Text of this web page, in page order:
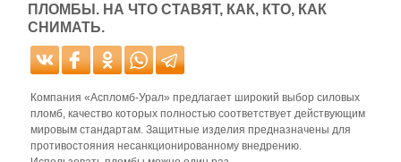
ПЛОМБЫ. НА ЧТО СТАВЯТ, КАК, КТО, КАК
СНИМАТЬ.
Компания «Аспломб-Урал» предлагает широкий выбор силовых
пломб, качество которых полностью соответствует действующим
мировым стандартам. Защитные изделия предназначены для
противостояния несанкционированному внедрению.